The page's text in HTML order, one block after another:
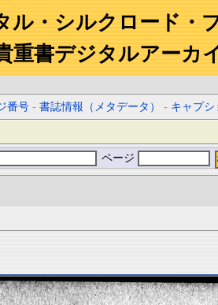
ル・シルクロード・
重書デジタルアーカ
番号 -書誌情報（メタデータ） - キャプシ
ページ